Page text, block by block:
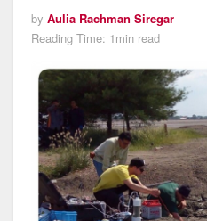
by Aulia Rachman Siregar
Reading Time: 1min read